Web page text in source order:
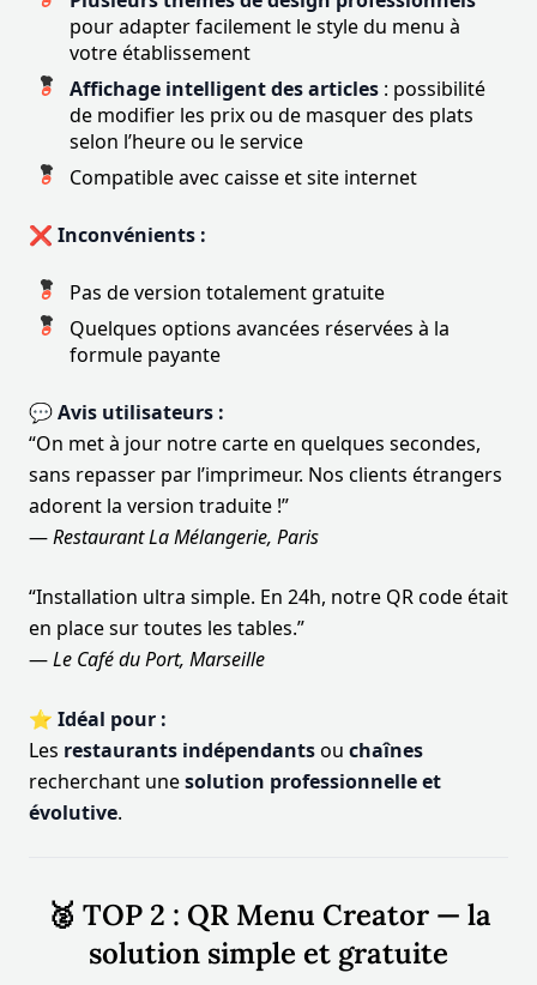
pour adapter facilement le style du menu à
votre établissement
Affichage intelligent des articles : possibilité
de modifier les prix ou de masquer des plats
selon l’heure ou le service
Compatible avec caisse et site internet
❌ Inconvénients :
Pas de version totalement gratuite
Quelques options avancées réservées à la
formule payante
💬 Avis utilisateurs :
“On met à jour notre carte en quelques secondes,
sans repasser par l’imprimeur. Nos clients étrangers
adorent la version traduite !”
—Restaurant La Mélangerie, Paris
“Installation ultra simple. En 24h, notre QR code était
en place sur toutes les tables.”
—Le Café du Port, Marseille
⭐ Idéal pour :
Les restaurants indépendantsou chaînes
recherchant unesolution professionnelle et
évolutive.
🥈 TOP 2 : QR Menu Creator — la
solution simple et gratuite